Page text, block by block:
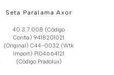
Seta Paralama Axor
40.3.7.008 (Código
Confia) 9418201021
(Original) C44-0032 (Wtk
Import) Pl04664121
(Código Pradolux)